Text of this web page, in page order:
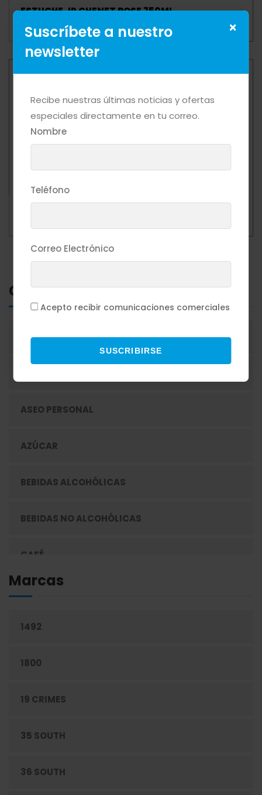
ESTUCHE JP CHENET ROSE 750ML
Mas Detalle
ESTUCHE JP CHENET WHITE 750ML
Categorias
ACEITES
ASEO PERSONAL
AZÚCAR
BEBIDAS ALCOHÓLICAS
BEBIDAS NO ALCOHÓLICAS
CAFÉ
CIGARRILLOS
CONFITERÍA
CONGELADOS
CUIDADO PERSONAL
DESECHABLES
Marcas
1492
1800
19 CRIMES
35 SOUTH
36 SOUTH
×
Suscríbete a nuestro
newsletter
Recibe nuestras últimas noticias y ofertas
especiales directamente en tu correo.
Nombre
Teléfono
Correo Electrónico
Acepto recibir comunicaciones comerciales
SUSCRIBIRSE